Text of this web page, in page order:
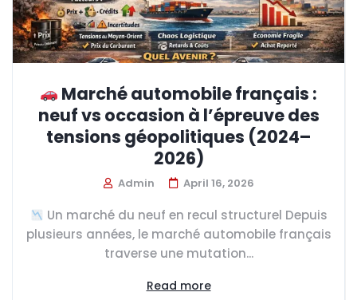
Marché automobile français :
neuf vs occasion à l’épreuve des
tensions géopolitiques (2024–
2026)
Admin April 16, 2026
Un marché du neuf en recul structurel Depuis
plusieurs années, le marché automobile français
traverse une mutation...
Read more